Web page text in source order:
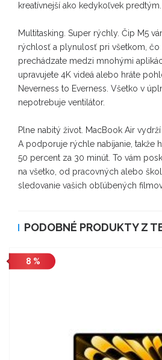
kreatívnejší ako kedykoľvek predtým.
Multitasking. Super rýchly. Čip M5
rýchlosť a plynulosť pri všetkom, čo
prechádzate medzi mnohými
upravujete 4K videá alebo hráte
Neverness to Everness. Všetko v
nepotrebuje ventilátor.
Plne nabitý život. MacBook Air
A podporuje rýchle nabíjanie, takže
50 percent za 30 minút. To vám
na všetko, od pracovných alebo
sledovanie vašich obľúbených
PODOBNÉ PRODUKTY Z
8 %